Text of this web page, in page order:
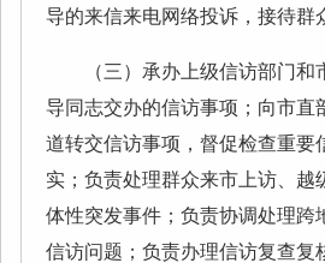
导的来信来电网络投诉，接待群
（三）承办上级信访部门和
导同志交办的信访事项；向市直
道转交信访事项，督促检查重要
实；负责处理群众来市上访、越
体性突发事件；负责协调处理跨
信访问题；负责办理信访复查复